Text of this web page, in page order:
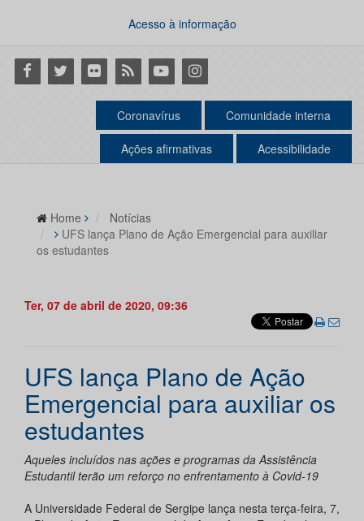
Acesso à informação
Facebook
Twitter Flickr RSS YoutubeInstagram
Coronavírus Comunidade interna
Ações afirmativas Acessibilidade
Home
Notícias
UFS lança Plano de Ação Emergencial para auxiliar
os estudantes
Ter, 07 de abril de 2020, 09:36
UFS lança Plano de Ação
Emergencial para auxiliar os
estudantes
Aqueles incluídos nas ações e programas da Assistência
Estudantil terão um reforço no enfrentamento à Covid-19
A Universidade Federal de Sergipe lança nesta terça-feira, 7,